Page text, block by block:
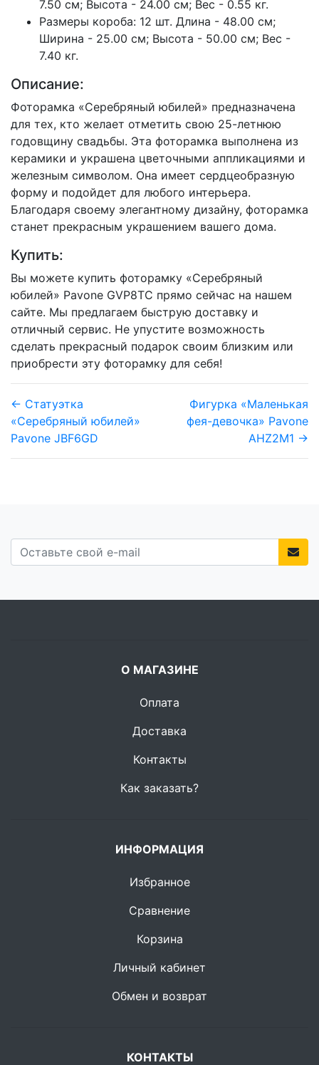
7.50 см; Высота - 24.00 см; Вес - 0.55 кг.
Размеры короба: 12 шт. Длина - 48.00 см;
Ширина - 25.00 см; Высота - 50.00 см; Вес -
7.40 кг.
Описание:
Фоторамка «Серебряный юбилей» предназначена
для тех, кто желает отметить свою 25-летнюю
годовщину свадьбы. Эта фоторамка выполнена из
керамики и украшена цветочными аппликациями и
железным символом. Она имеет сердцеобразную
форму и подойдет для любого интерьера.
Благодаря своему элегантному дизайну, фоторамка
станет прекрасным украшением вашего дома.
Купить:
Вы можете купить фоторамку «Серебряный
юбилей» Pavone GVP8TC прямо сейчас на нашем
сайте. Мы предлагаем быструю доставку и
отличный сервис. Не упустите возможность
сделать прекрасный подарок своим близким или
приобрести эту фоторамку для себя!
← Статуэтка
«Серебряный юбилей»
Pavone JBF6GD
Фигурка «Маленькая
фея-девочка» Pavone
AHZ2M1 →
О МАГАЗИНЕ
Оплата
Доставка
Контакты
Как заказать?
ИНФОРМАЦИЯ
Избранное
Сравнение
Корзина
Личный кабинет
Обмен и возврат
КОНТАКТЫ